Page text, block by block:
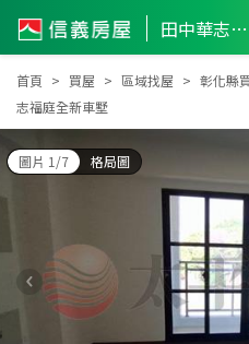
田中華志福庭全新車墅
首頁 買屋 區域找屋 彰化縣
志福庭全新車墅
圖片 1/7 格局圖